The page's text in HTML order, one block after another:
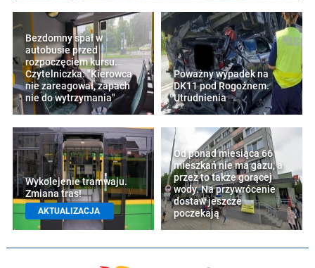
Bezdomny spał w
autobusie przed
rozpoczęciem kursu.
Czytelniczka: "Kierowca
nie zareagował, zapach
nie do wytrzymania"
Poważny wypadek na
DK11 pod Rogoźnem.
Utrudnienia
Wykolejenie tramwaju.
Zmiana tras!
AKTUALIZACJA
Od ponad miesiąca 66
mieszkań nie ma gazu, a
przez to także gorącej
wody. Na przywrócenie
dostaw jeszcze
poczekają